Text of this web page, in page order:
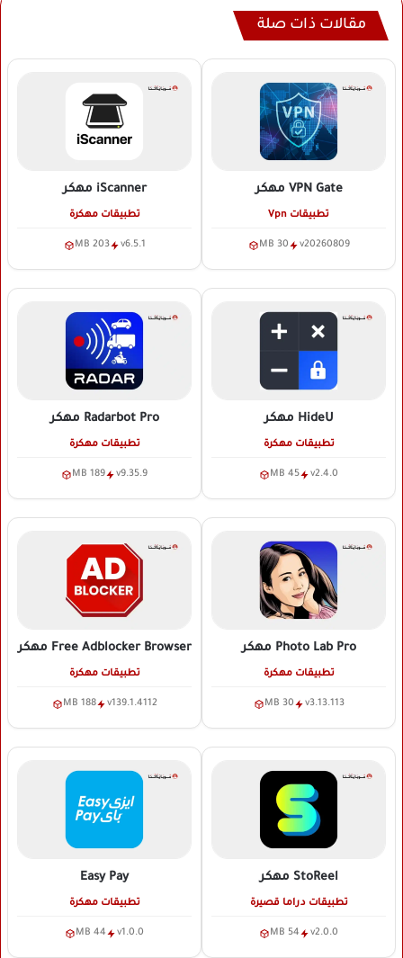
مقالات ذات صلة
VPN Gate مهكر
تطبيقات Vpn
v20260809
30 MB
iScanner مهكر
تطبيقات مهكرة
v6.5.1
203 MB
HideU مهكر
تطبيقات مهكرة
v2.4.0
45 MB
Radarbot Pro مهكر
تطبيقات مهكرة
v9.35.9
189 MB
Photo Lab Pro مهكر
تطبيقات مهكرة
v3.13.113
30 MB
Free Adblocker Browser مهكر
تطبيقات مهكرة
v139.1.4112
188 MB
StoReel مهكر
تطبيقات دراما قصيرة
v2.0.0
54 MB
Easy Pay
تطبيقات مهكرة
v1.0.0
44 MB